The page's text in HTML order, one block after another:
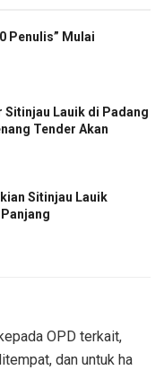
Penulis” Mulai
Sitinjau Lauik di Padang
Tender Akan
Sitinjau Lauik
OPD terkait,
dan untuk ha